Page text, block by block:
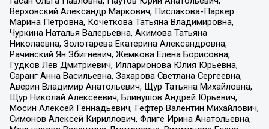
Верховский Александр Маркович, Пислакова-Паркер
Марина Петровна, Кочеткова Татьяна Владимировна,
Чуркина Наталья Валерьевна, Акимова Татьяна
Николаевна, Золотарева Екатерина Александровна,
Рачинский Ян Збигневич, Жемкова Елена Борисовна,
Гудков Лев Дмитриевич, Илларионова Юлия Юрьевна,
Саранг Анна Васильевна, Захарова Светлана Сергеевна,
Аверин Владимир Анатольевич, Щур Татьяна Михайловна,
Щур Николай Алексеевич, Блинушов Андрей Юрьевич,
Мосин Алексей Геннадьевич, Гефтер Валентин Михайлович,
Симонов Алексей Кириллович, Флиге Ирина Анатольевна,